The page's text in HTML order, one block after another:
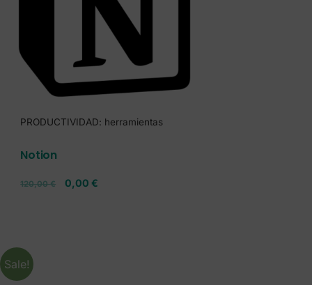
PRODUCTIVIDAD: herramientas
Notion
120,00€ 0,00 €
Sale!